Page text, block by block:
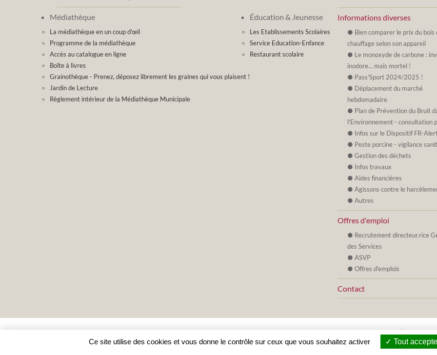
Médiathèque
La médiathèque en un coup d'œil
Programme de la médiathèque
Accès au catalogue en ligne
Boîte à livres
Grainothèque - Prenez, déposez librement les graines qui vous plaisent !
Jardin de Lecture
Règlement intérieur de la Médiathèque Municipale
Éducation & Jeunesse
Les Etablissements Scolaires
Service Education-Enfance
Restaurant scolaire
Informations diverses
Bien comparer le prix du bois
chauffage selon son appareil
Le monoxyde de carbone :
inodore… mais mortel !
Pass'Sport 2024/2025 !
Déplacement du marché
hebdomadaire
Plan de Prévention du Bruit
l'Environnement - consultation
Infos sur le Dispositif FR-
Peste porcine - vigilance
Gestion des déchets
Infos travaux
Aides financières
Agissons contre le
Autres
Offres d'emploi
Recrutement directeur.rice
des Services
ASVP
Offres d'emplois
Contact
Mentions légales• Creation de sites internet en Ardeche : Zéfyx
Ce site utilise des cookies et vous donne le contrôle sur ceux que vous souhaitez activer Tout